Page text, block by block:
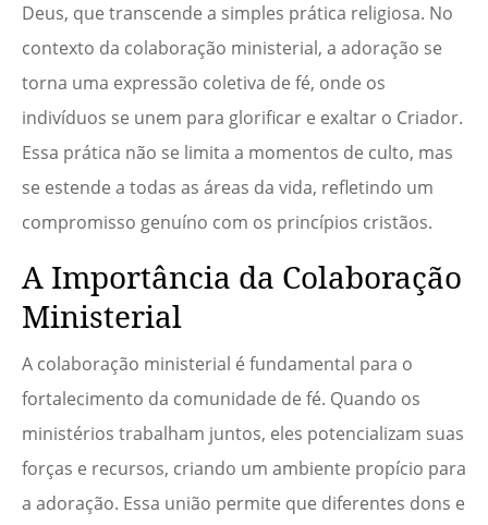
Deus, que transcende a simples prática religiosa. No
contexto da colaboração ministerial, a adoração se
torna uma expressão coletiva de fé, onde os
indivíduos se unem para glorificar e exaltar o Criador.
Essa prática não se limita a momentos de culto, mas
se estende a todas as áreas da vida, refletindo um
compromisso genuíno com os princípios cristãos.
A Importância da Colaboração
Ministerial
A colaboração ministerial é fundamental para o
fortalecimento da comunidade de fé. Quando os
ministérios trabalham juntos, eles potencializam suas
forças e recursos, criando um ambiente propício para
a adoração. Essa união permite que diferentes dons e